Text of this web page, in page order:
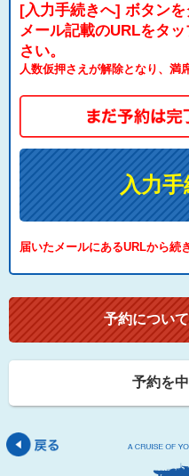
[入力手続きへ] ボタン
メール記載のURLをタ
さい。
人数仮押さえが解除となり、満
入力
届いたメールにあるURLから続
予約につい
予約を